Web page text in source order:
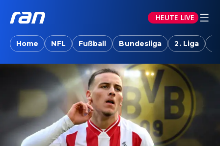
ran.joyn: Sport-News, Livestreams,
HEUTE LIVE
Home NFL Fußball Bundesliga 2. Liga
Aktuelle Highlights